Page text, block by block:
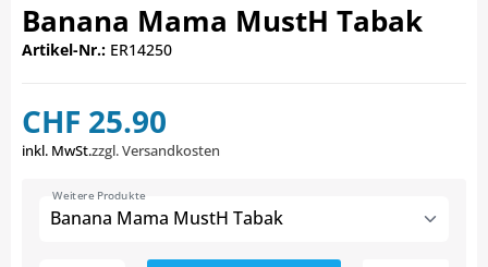
Banana Mama MustH Tabak
Artikel-Nr.: ER14250
CHF 25.90
inkl. MwSt.zzgl. Versandkosten
Banana Mama MustH Tabak
Weitere Produkte